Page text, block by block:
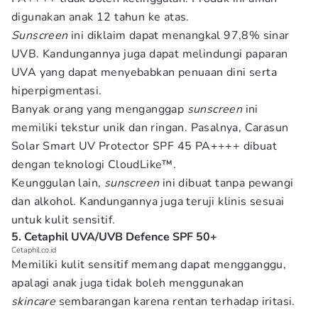
digunakan anak 12 tahun ke atas.
Sunscreenini diklaim dapat menangkal 97,8% sinar
UVB. Kandungannya juga dapat melindungi paparan
UVA yang dapat menyebabkan penuaan dini serta
hiperpigmentasi.
Banyak orang yang menganggap sunscreenini
memiliki tekstur unik dan ringan. Pasalnya, Carasun
Solar Smart UV Protector SPF 45 PA++++ dibuat
dengan teknologi CloudLike™.
Keunggulan lain, sunscreenini dibuat tanpa pewangi
dan alkohol. Kandungannya juga teruji klinis sesuai
untuk kulit sensitif.
5. Cetaphil UVA/UVB Defence SPF 50+
Cetaphil.co.id
Memiliki kulit sensitif memang dapat mengganggu,
apalagi anak juga tidak boleh menggunakan
skincare sembarangan karena rentan terhadap iritasi.